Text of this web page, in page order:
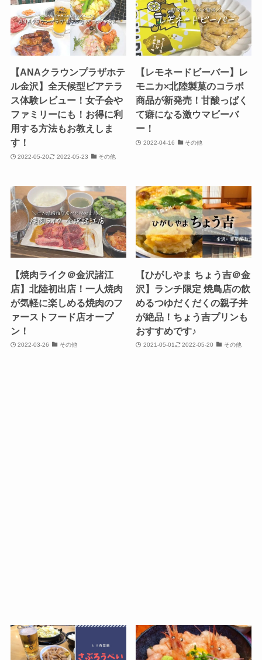
【ANAクラウンプラザホテ
ル金沢】全天候型ビアテラ
ス体験レビュー！女子会や
ファミリーにも！お得に利
用する方法もお教えしま
す！
2022-05-20 2022-05-23 その他
【レモネードビーバー】レ
モニカ×北陸製菓のコラボ
商品が新発売！甘酸っぱく
て癖になる激ウマビーバ
ー！
2022-04-16 その他
【焼肉ライク＠金沢諸江
店】北陸初出店！一人焼肉
が気軽に楽しめる焼肉のフ
ァーストフード店オープ
ン！
2022-03-26 その他
【ひがしやま ちょう吉＠金
沢】ランチ限定 焼鳥店の飲
めるつゆだくだくの親子丼
が絶品！ちょう吉プリンも
おすすめです♪
2021-05-01 2022-05-20 その他